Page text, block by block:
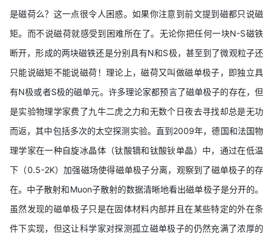
是磁荷么？这一点很令人困惑。如果你注意到前文提到磁都只说磁
矩。而不说磁荷就感受到困难所在了。无论你把任何一块N-S磁铁
断开，形成的两块磁铁还是分别具有N和S极，甚至到了微观粒子还
只能说磁矩不能说磁荷！理论上，磁荷又叫做磁单极子，即独立具
有N极或者S极的磁单元。许多理论家都预言了磁单极子的存在，但
是实验物理学家费了九牛二虎之力和无数个日夜去寻找却总是无功
而返，其中包括多次的太空探测实验。直到2009年，德国和法国物
理学家在一种自旋冰晶体（钛酸镝和钛酸钬单晶）中，通过在低温
下（0.5-2K）加强磁场使得磁单极子分离，观察到了磁单极子的存
在。中子散射和Muon子散射的数据清晰地看出磁单极子是分开的。
虽然发现的磁单极子只是在固体材料内部并且在某些特定的外在条
件下实现，但这让科学家对探测孤立磁单极子的仍然充满了浓厚的